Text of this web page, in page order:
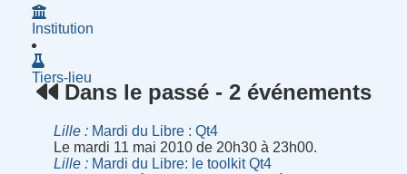
Institution
Tiers-lieu
Dans le passé - 2 événements
Lille
Mardi du Libre : Qt4
Le mardi 11 mai 2010 de 20h30 à 23h00.
Lille
Mardi du Libre: le toolkit Qt4